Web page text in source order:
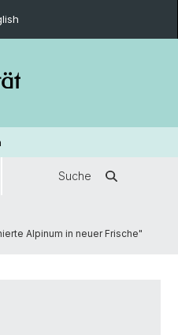
Suche
Alpinum in neuer Frische"